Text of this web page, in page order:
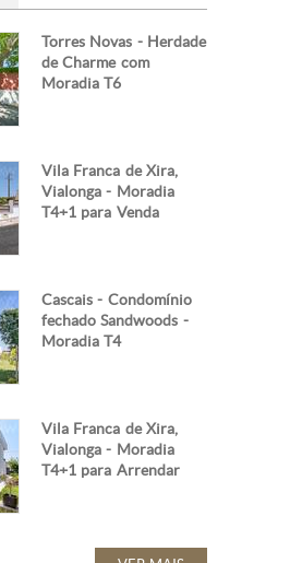
Torres Novas - Herdade
de Charme com
Moradia T6
Vila Franca de Xira,
Vialonga - Moradia
T4+1 para Venda
Cascais - Condomínio
fechado Sandwoods -
Moradia T4
Vila Franca de Xira,
Vialonga - Moradia
T4+1 para Arrendar